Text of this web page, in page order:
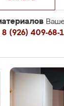
8 (926) 409-68-